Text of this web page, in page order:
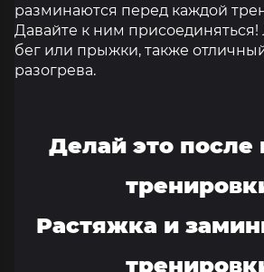
разминаются перед каждой
Давайте к ним присоединяться!
бег или прыжки, также
разогрева.
Делай это
Растяжка и